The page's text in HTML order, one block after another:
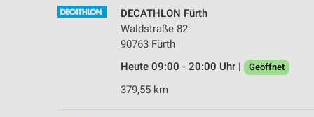
DECATHLON Fürth
Waldstraße 82
90763 Fürth
Heute 09:00 - 20:00 Uhr |
Geöffnet
379,55 km
Nicht-IAB-Verarbeitungszwecke: